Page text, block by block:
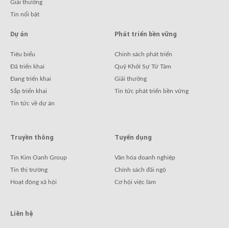
Giải thưởng
Tin nổi bật
Dự án
Tiêu biểu
Đã triển khai
Đang triển khai
Sắp triển khai
Tin tức về dự án
Phát triển bền vững
Chinh sách phát triển
Quỹ Khởi Sự Từ Tâm
Giải thưởng
Tin tức phát triển bền vững
Truyền thông
Tin Kim Oanh Group
Tin thị trường
Hoạt động xã hội
Tuyển dụng
Văn hóa doanh nghiệp
Chính sách đãi ngộ
Cơ hội việc làm
Liên hệ